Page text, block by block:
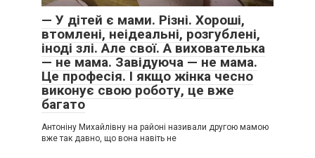
— У дітей є мами. Різні. Хороші,
втомлені, неідеальні, розгублені,
іноді злі. Але свої. А вихователька
— не мама. Завідуюча — не мама.
Це професія. І якщо жінка чесно
виконує свою роботу, це вже
багато
Антоніну Михайлівну на районі називали другою мамою
вже так давно, що вона навіть не